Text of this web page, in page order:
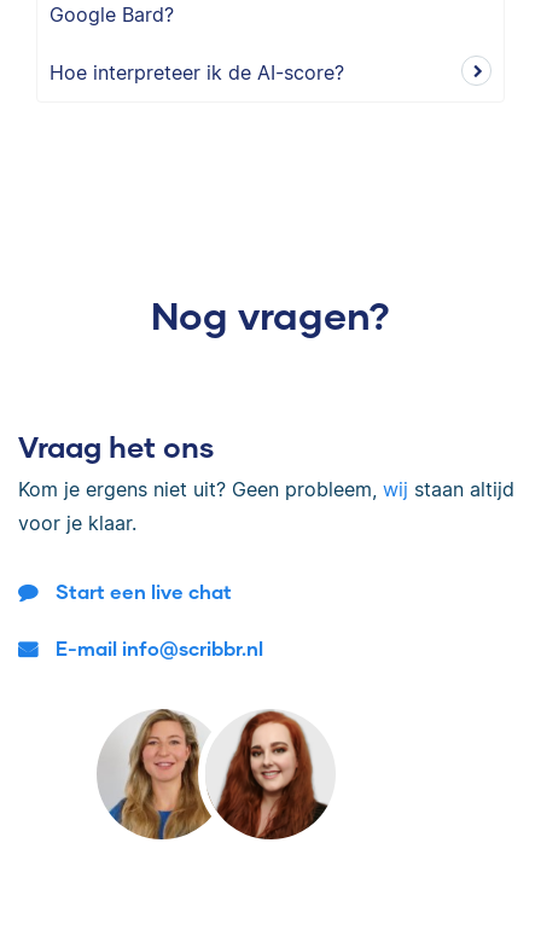
Google Bard?
Hoe interpreteer ik de AI-score?
Nog vragen?
Vraag het ons
Kom je ergens niet uit? Geen probleem, wij staan altijd
voor je klaar.
Start een live chat
E-mail info@scribbr.nl